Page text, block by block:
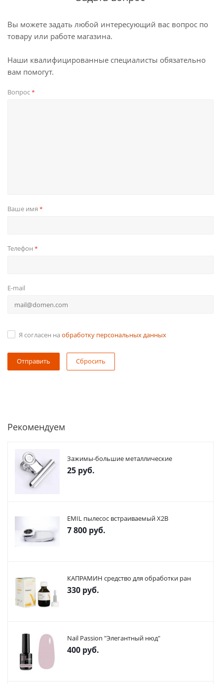
Вы можете задать любой интересующий вас вопрос по
товару или работе магазина.
Наши квалифицированные специалисты обязательно
вам помогут.
Вопрос*
Ваше имя *
Телефон *
E-mail
Я согласен на обработку персональных данных
Сбросить
Рекомендуем
Зажимы-большие металлические
25 руб.
EMIL пылесос встраиваемый X2В
7 800 руб.
КАПРАМИН средство для обработки ран
330 руб.
Nail Passion "Элегантный нюд"
400 руб.